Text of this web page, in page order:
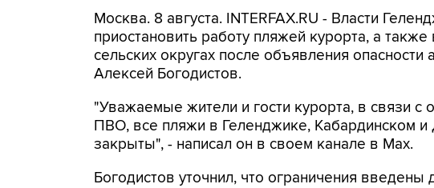
Москва. 8 августа. INTERFAX.RU - Власти
приостановить работу пляжей курорта, а
сельских округах после объявления
Алексей Богодистов.
"Уважаемые жители и гости курорта, в связи с
ПВО, все пляжи в Геленджике, Кабардинском и
закрыты", - написал он в своем канале в Max.
Богодистов уточнил, что ограничения введены